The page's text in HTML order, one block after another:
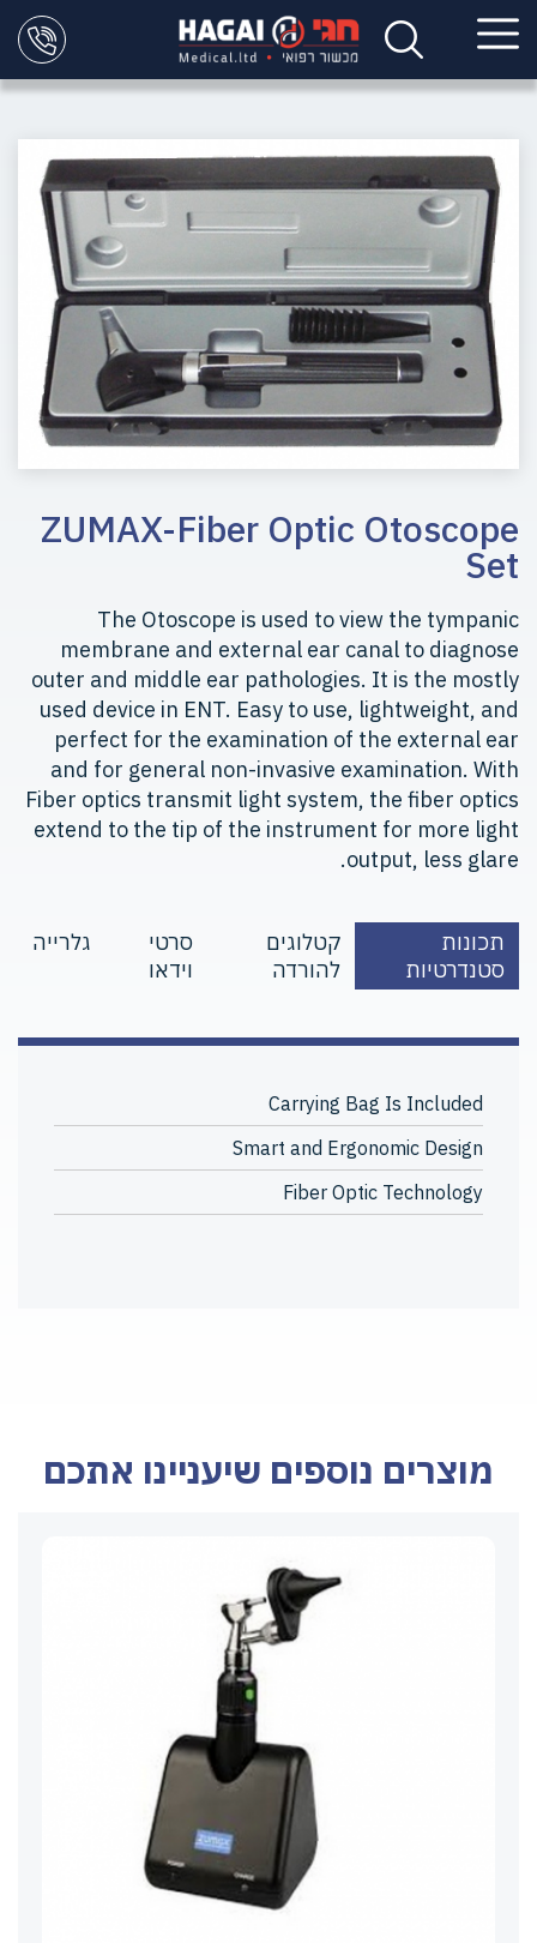
ZUMAX-Fiber Optic Otoscope
Set
The Otoscope is used to view the tympanic
membrane and external ear canal to diagnose
outer and middle ear pathologies. It is the mostly
used device in ENT. Easy to use, lightweight, and
perfect for the examination of the external ear
and for general non-invasive examination. With
Fiber optics transmit light system, the fiber optics
extend to the tip of the instrument for more light
output, less glare.
תכונות
סטנדרטיות
קטלוגים
להורדה
סרטי
וידאו
גלרייה
Carrying Bag Is Included
Smart and Ergonomic Design
Fiber Optic Technology
מוצרים נוספים שיעניינו אתכם